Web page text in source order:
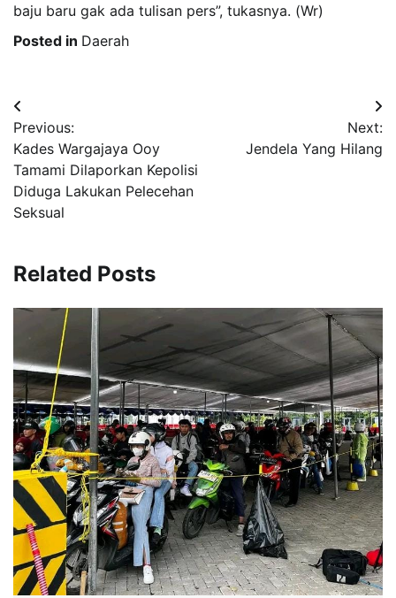
baju baru gak ada tulisan pers”, tukasnya. (Wr)
Posted in Daerah
Post
navigation
Previous:
Kades Wargajaya Ooy
Tamami Dilaporkan Kepolisi
Diduga Lakukan Pelecehan
Seksual
Next:
Jendela Yang Hilang
Related Posts